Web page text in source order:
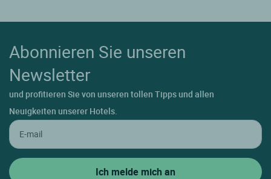
Abonnieren Sie unseren
Newsletter
und profitieren Sie von unseren tollen Tipps und allen
Neuigkeiten unserer Hotels.